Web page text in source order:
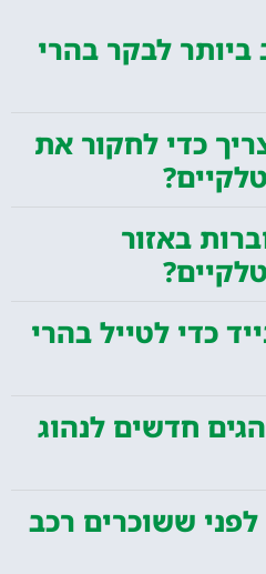
לבקר בהרי
כדי לחקור את
באזור
כדי לטייל בהרי
חדשים לנהוג
ששוכרים רכב